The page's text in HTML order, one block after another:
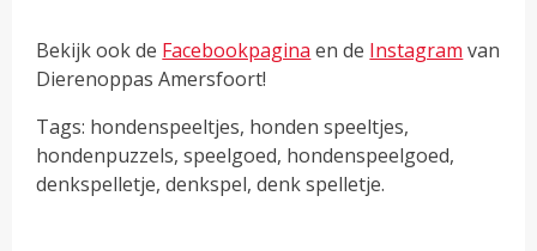
Bekijk ook de Facebookpagina en de Instagram van
Dierenoppas Amersfoort!
Tags: hondenspeeltjes, honden speeltjes,
hondenpuzzels, speelgoed, hondenspeelgoed,
denkspelletje, denkspel, denk spelletje.